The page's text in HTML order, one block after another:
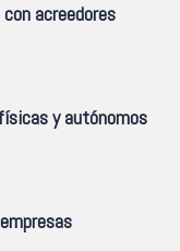
acreedores
y autónomos